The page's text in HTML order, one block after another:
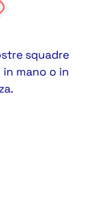
squadre
mano o in